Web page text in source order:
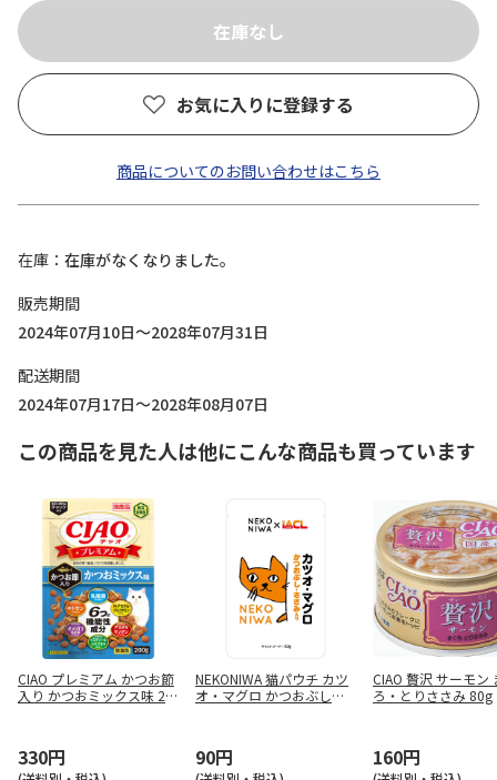
お気に入りに登録する
商品についてのお問い合わせはこちら
在庫
在庫がなくなりました。
販売期間
2024年07月10日～2028年07月31日
配送期間
2024年07月17日～2028年08月07日
この商品を見た人は他にこんな商品も買っています
CIAO プレミアム かつお節
入り かつおミックス味 20
330円
NEKONIWA 猫パウチ カツ
オ・マグロ かつおぶし・
90円
CIAO 贅沢 サーモン
ろ・とりささみ 80g
160円